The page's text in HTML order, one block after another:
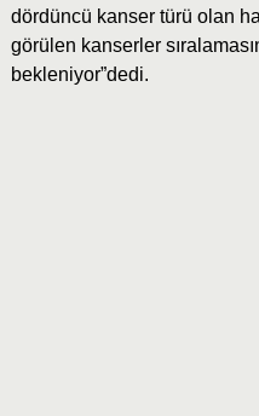
dördüncü kanser türü olan
görülen kanserler
bekleniyor”dedi.